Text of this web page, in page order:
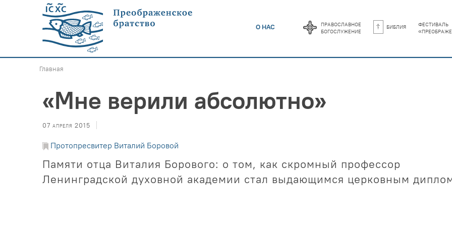
О НАС православное
богослужение библия фестиваль
Главная
«Мне верили абсолютно»
07 апреля 2015
Протопресвитер Виталий Боровой
Памяти отца Виталия Борового: о том, как скромный профессор
Ленинградской духовной академии стал выдающимся церковным